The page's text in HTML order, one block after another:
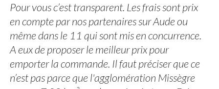
Pour vous c’est transparent. Les frais sont prix
en compte par nos partenaires sur Aude ou
même dans le 11 qui sont mis en concurrence.
A eux de proposer le meilleur prix pour
emporter la commande. Il faut préciser que ce
n’est pas parce que l'agglomération Missègre